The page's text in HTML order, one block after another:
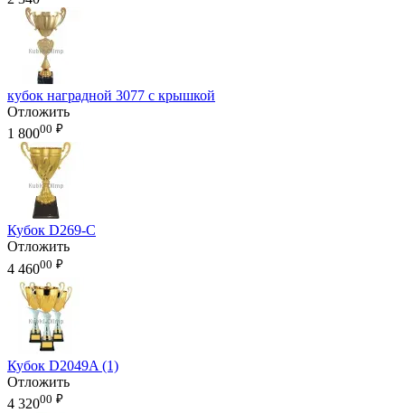
кубок наградной 3077 с крышкой
Отложить
1 80000 ₽
Кубок D269-C
Отложить
4 46000 ₽
Кубок D2049A (1)
Отложить
4 32000 ₽